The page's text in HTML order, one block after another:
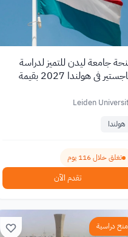
جامعة ليدن للتميز لدراسة
الماجستير في هولندا 2027 بقيمة
Leiden
هولندا
تغلق خلال 116 يوم
تقدم الآن
منح دراسية